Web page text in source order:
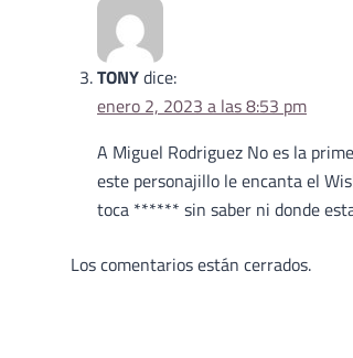
TONYdice:
enero 2, 2023 a las 8:53 pm
A Miguel Rodriguez No es la
este personajillo le encanta el
toca ****** sin saber ni donde
Los comentarios están cerrados.